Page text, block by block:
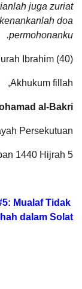
juga zuriat
doa
permohonanku.
Ibrahim (40)
Akhukum fillah,
al-Bakri
Persekutuan
5 Mei 2019 bersamaan 29 Sya’ban 1440 Hijrah.
Mualaf Tidak
dalam Solat